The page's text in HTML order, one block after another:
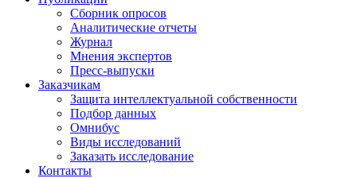
Сборник опросов
Аналитические отчеты
Журнал
Мнения экспертов
Пресс-выпуски
Заказчикам
Защита интеллектуальной собственности
Подбор данных
Омнибус
Виды исследований
Заказать исследование
Контакты